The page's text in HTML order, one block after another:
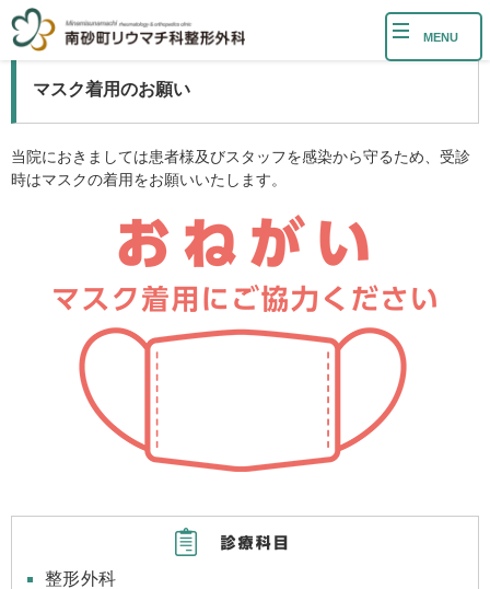
MENU
マスク着用のお願い
当院におきましては患者様及びスタッフを感染から守るため、受診
時はマスクの着用をお願いいたします。
整形外科